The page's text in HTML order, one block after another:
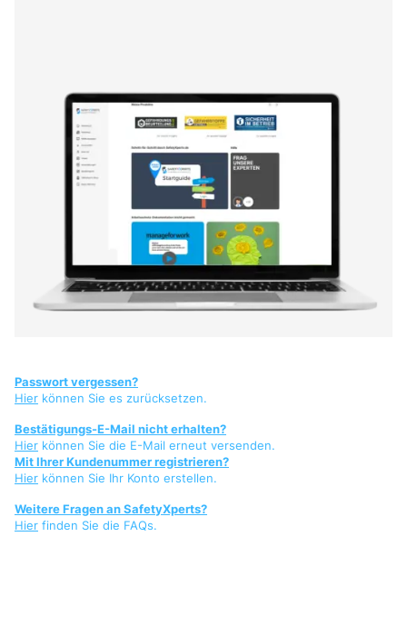
Passwort vergessen?
Hier können Sie es zurücksetzen.
Bestätigungs-E-Mail nicht erhalten?
Hier können Sie die E-Mail erneut versenden.
Mit Ihrer Kundenummer registrieren?
Hier können Sie Ihr Konto erstellen.
Weitere Fragen an SafetyXperts?
Hier finden Sie die FAQs.